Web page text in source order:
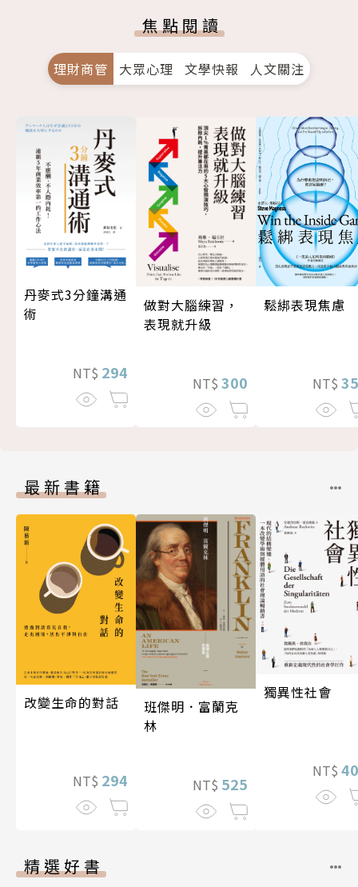
焦點閱讀
理財商管 大眾心理 文學快報 人文關注
丹麥式3分鐘溝通
術
NT$ 294
做對大腦練習，
表現就升級
NT$ 300
鬆綁表現焦慮
NT$
最新書籍
改變生命的對話
NT$ 294
班傑明．富蘭克
林
NT$ 525
獨異性社會
NT$
精選好書